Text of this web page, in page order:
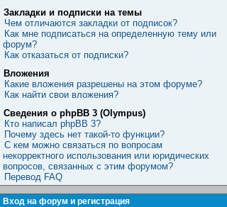
Закладки и подписки на темы
Чем отличаются закладки от подписок?
Как мне подписаться на определенную тему или
форум?
Как отказаться от подписки?
Вложения
Какие вложения разрешены на этом форуме?
Как найти свои вложения?
Сведения о phpBB 3 (Olympus)
Кто написал phpBB 3?
Почему здесь нет такой-то функции?
С кем можно связаться по вопросам
некорректного использования или юридических
вопросов, связанных с этим форумом?
Перевод FAQ
Вход на форум и регистрация